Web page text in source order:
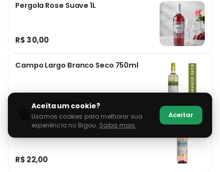
Pergola Rose Suave 1L
R$ 30,00
Campo Largo Branco Seco 750ml
Campo Largo Rose suave 750ml
R$ 22,00
🍪Aceita um cookie?
Usamos cookies para melhorar sua
experiência no Bigou. Saiba mais.
Aceitar